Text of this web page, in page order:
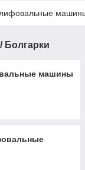
машины